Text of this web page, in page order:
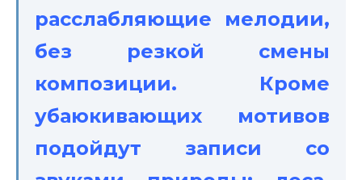
расслабляющие мелодии,
без резкой смены
композиции. Кроме
убаюкивающих мотивов
подойдут записи со